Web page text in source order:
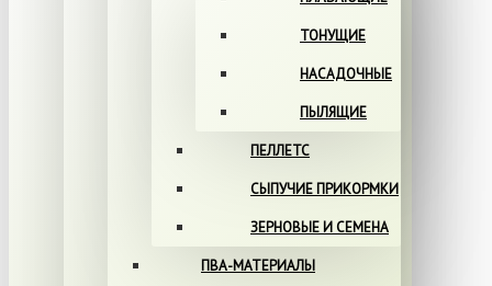
ТОНУЩИЕ
НАСАДОЧНЫЕ
ПЫЛЯЩИЕ
ПЕЛЛЕТС
СЫПУЧИЕ ПРИКОРМКИ
ЗЕРНОВЫЕ И СЕМЕНА
ПВА-МАТЕРИАЛЫ